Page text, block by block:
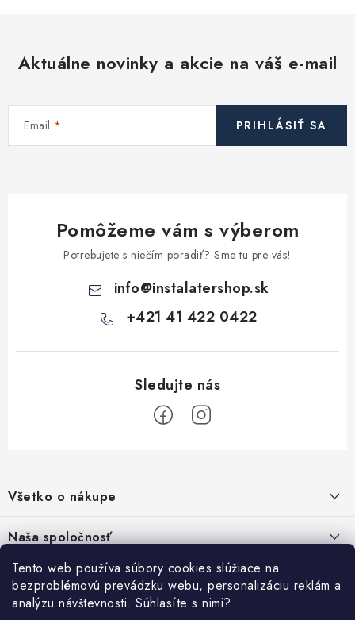
Tento web používa súbory cookies slúžiace na
bezproblémovú prevádzku webu, personalizáciu reklám a
analýzu návštevnosti. Súhlasíte s nimi?
Aktuálne novinky a akcie na váš e-mail
Email PRIHLÁSIŤ SA
Pomôžeme vám s výberom
Potrebujete s niečím poradiť? Sme tu pre vás!
info@instalatershop.sk
+421 41 422 0422
p
ä
t
Všetko o nákupe
Obchodné podmienky
Naša spoločnosť
SHOWROOM - poradňa pre vaše projekty
PREDAJŇA - Raková
Prihlásenie
E-mail